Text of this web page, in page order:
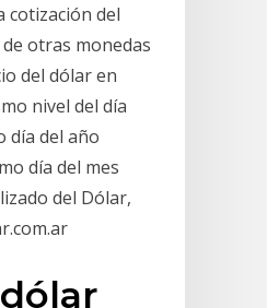
cotización del
otras monedas
del dólar en
nivel del día
día del año
día del mes
del Dólar,